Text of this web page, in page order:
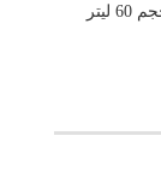
فر استیل البرز FE4 کانوکشن 14 برنامه پخت حجم 60 لیتر